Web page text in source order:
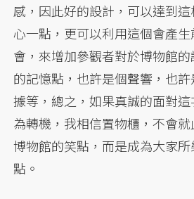
感，因此好的設計，可以達到
心一點，更可以利用這個會產
會，來增加參觀者對於博物館
的記憶點，也許是個聲響，也
據等，總之，如果真誠的面對
為轉機，我相信置物櫃，不會
博物館的笑點，而是成為大家
點。